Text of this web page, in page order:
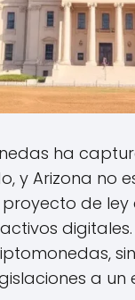
ha
y Arizona no
proyecto de
a un